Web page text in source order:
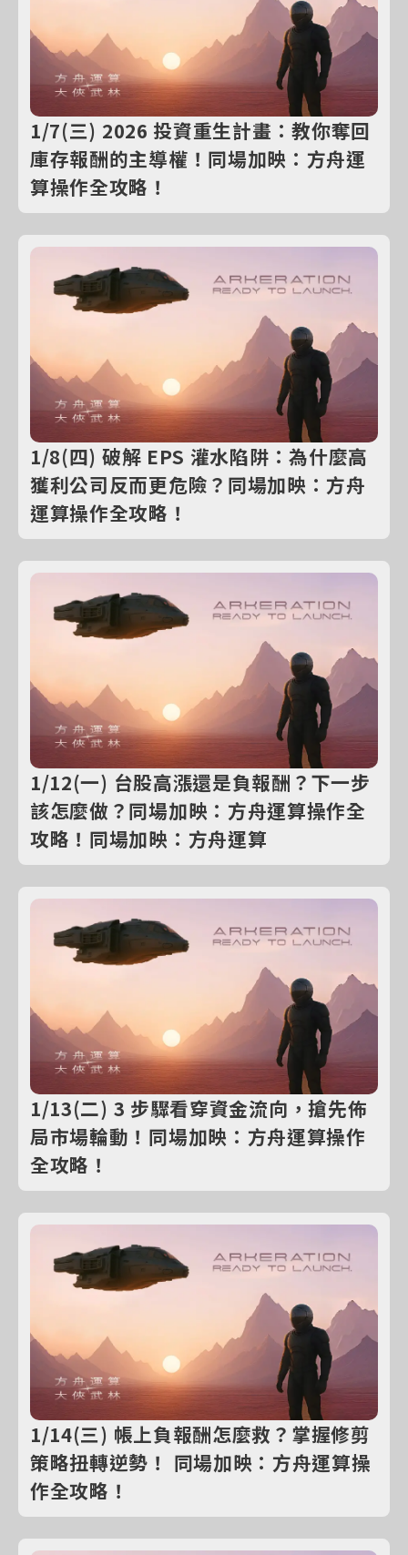
1/7(三) 2026 投資重生計畫：教你奪回
庫存報酬的主導權！同場加映：方舟運
算操作全攻略！
1/8(四) 破解 EPS 灌水陷阱：為什麼高
獲利公司反而更危險？同場加映：方舟
運算操作全攻略！
1/12(一) 台股高漲還是負報酬？下一步
該怎麼做？同場加映：方舟運算操作全
攻略！同場加映：方舟運算
1/13(二) 3 步驟看穿資金流向，搶先佈
局市場輪動！同場加映：方舟運算操作
全攻略！
1/14(三) 帳上負報酬怎麼救？掌握修剪
策略扭轉逆勢！ 同場加映：方舟運算操
作全攻略！
購買線上課程